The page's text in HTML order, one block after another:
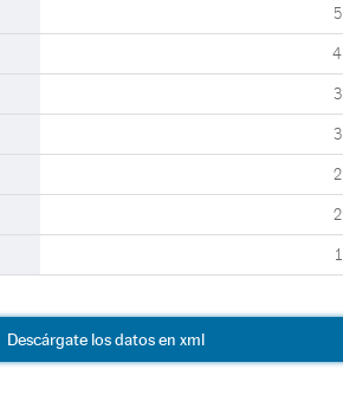
5
4
3
3
2
2
1
Descárgate los datos en xml